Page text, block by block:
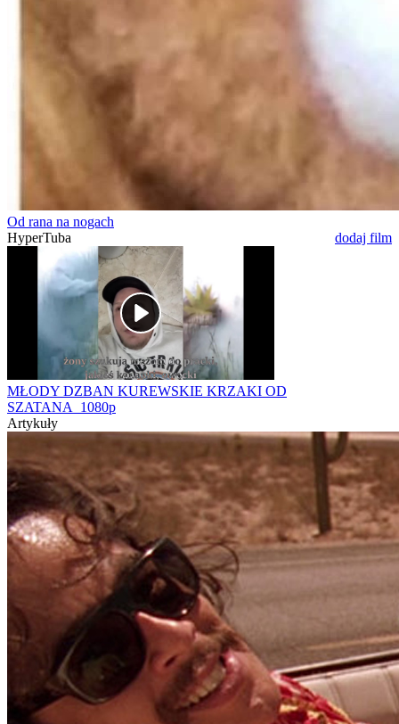
Od rana na nogach
HyperTuba
dodaj film
MŁODY DZBAN KUREWSKIE KRZAKI OD
SZATANA_1080p
Artykuły